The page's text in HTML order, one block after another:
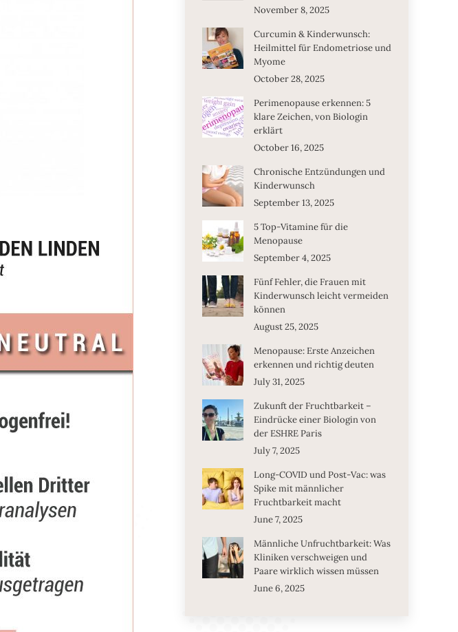
November 8, 2025
Curcumin & Kinderwunsch:
Heilmittel für Endometriose und
Myome
October 28, 2025
Perimenopause erkennen: 5
klare Zeichen, von Biologin
erklärt
October 16, 2025
Chronische Entzündungen und
Kinderwunsch
September 13, 2025
5 Top-Vitamine für die
Menopause
September 4, 2025
Fünf Fehler, die Frauen mit
Kinderwunsch leicht vermeiden
können
August 25, 2025
Menopause: Erste Anzeichen
erkennen und richtig deuten
July 31, 2025
Zukunft der Fruchtbarkeit –
Eindrücke einer Biologin von
der ESHRE Paris
July 7, 2025
Long-COVID und Post-Vac: was
Spike mit männlicher
Fruchtbarkeit macht
June 7, 2025
Männliche Unfruchtbarkeit: Was
Kliniken verschweigen und
Paare wirklich wissen müssen
June 6, 2025